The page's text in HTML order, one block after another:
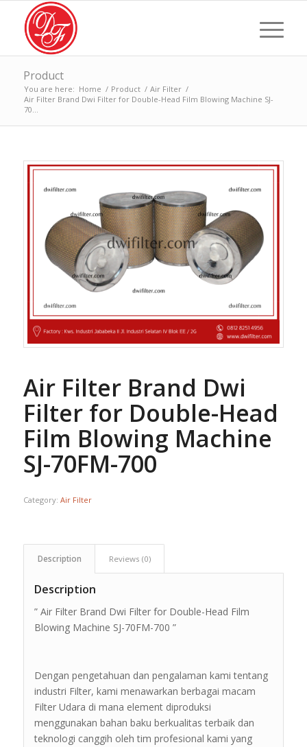
Product
You are here: Home / Product / Air Filter /
Air Filter Brand Dwi Filter for Double-Head Film Blowing Machine SJ-
70...
Air Filter Brand Dwi
Filter for Double-Head
Film Blowing Machine
SJ-70FM-700
Category: Air Filter
Description Reviews (0)
Description
” Air Filter Brand Dwi Filter for Double-Head Film
Blowing Machine SJ-70FM-700 ”
Dengan pengetahuan dan pengalaman kami tentang
industri Filter, kami menawarkan berbagai macam
Filter Udara di mana element diproduksi
menggunakan bahan baku berkualitas terbaik dan
teknologi canggih oleh tim profesional kami yang